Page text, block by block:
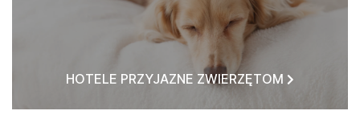
HOTELE PRZYJAZNE ZWIERZĘTOM